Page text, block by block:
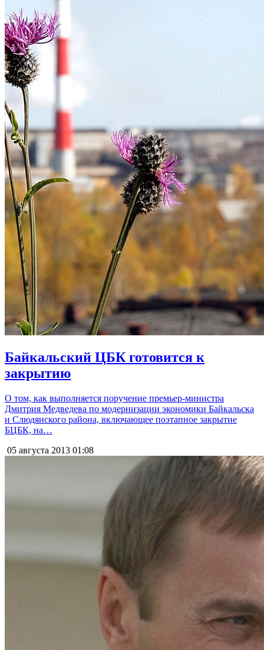
Байкальский ЦБК готовится к
закрытию
О том, как выполняется поручение премьер-министра
Дмитрия Медведева по модернизации экономики Байкальска
и Слюдянского района, включающее поэтапное закрытие
БЦБК, на…
05 августа 2013 01:08